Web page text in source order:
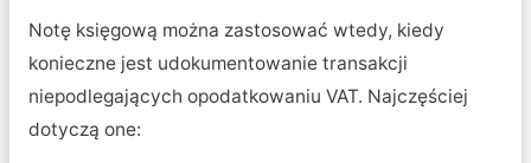
Notę księgową można zastosować wtedy, kiedy
konieczne jest udokumentowanie transakcji
niepodlegających opodatkowaniu VAT. Najczęściej
dotyczą one: